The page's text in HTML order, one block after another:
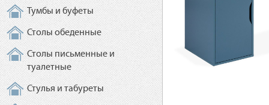
Тумбы и буфеты
Столы обеденные
Столы письменные и
туалетные
Стулья и табуреты